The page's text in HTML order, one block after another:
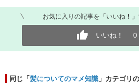
お気に入りの記事を「いいね！
いいね！ 0
同じ「髪についてのマメ知識 」カテゴリ